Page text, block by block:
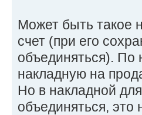
Может быть такое
счет (при его
объединяться).
накладную на
Но в накладной
объединяться, это